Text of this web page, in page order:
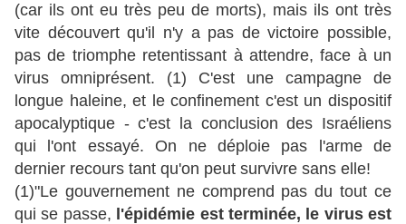
(car ils ont eu très peu de morts), mais ils ont très
vite découvert qu'il n'y a pas de victoire possible,
pas de triomphe retentissant à attendre, face à un
virus omniprésent. (1) C'est une campagne de
longue haleine, et le confinement c'est un dispositif
apocalyptique - c'est la conclusion des Israéliens
qui l'ont essayé. On ne déploie pas l'arme de
dernier recours tant qu'on peut survivre sans elle!
(1)"Le gouvernement ne comprend pas du tout ce
qui se passe, l'épidémie est terminée, le virus est